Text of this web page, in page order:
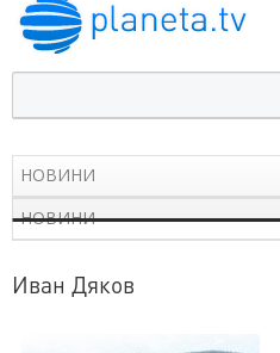
Иван Дяков